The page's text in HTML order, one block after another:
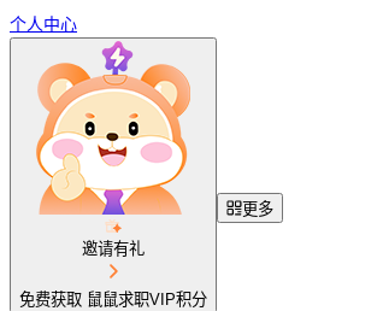
个人中心
邀请有礼
免费获取 鼠鼠求职VIP积分
更多